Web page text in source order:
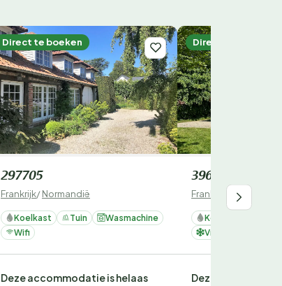
Direct te boeken
297705
Frankrijk/Normandië
Koelkast Tuin
Wasmachine
Wifi
Deze accommodatie is helaas
Direct te boeken
396570
Frankrijk Normandië
Koelkast
Vriezer
Deze